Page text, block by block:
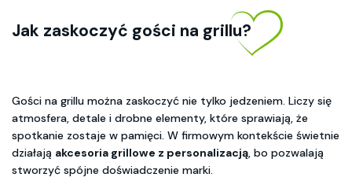
Jak zaskoczyć gości na grillu?
Gości na grillu można zaskoczyć nie tylko jedzeniem. Liczy się
atmosfera, detale i drobne elementy, które sprawiają, że
spotkanie zostaje w pamięci. W firmowym kontekście świetnie
działają akcesoria grillowe z personalizacją, bo pozwalają
stworzyć spójne doświadczenie marki.